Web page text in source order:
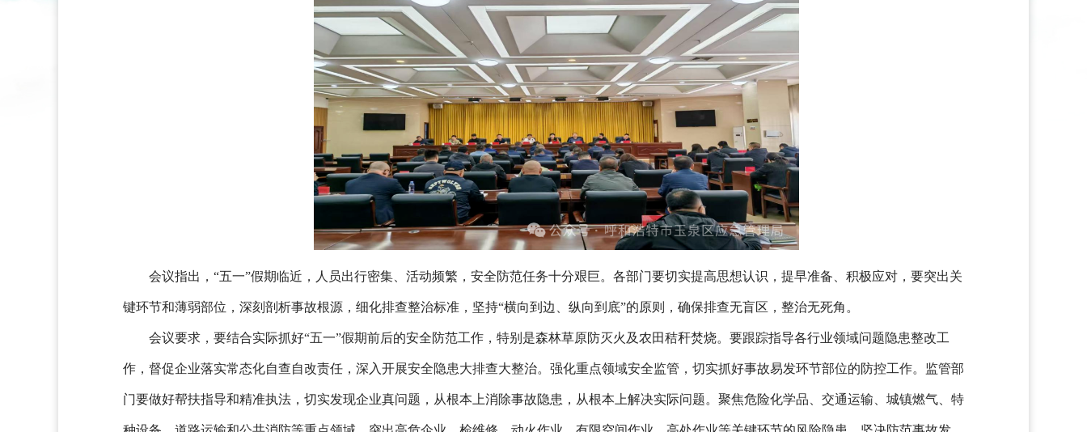
会议指出，“五一”假期临近，人员出行密集、活动频繁，安全防范任务十分艰巨。各部门要切实提高思想认识，提早准备、积极应对，要突出关
键环节和薄弱部位，深刻剖析事故根源，细化排查整治标准，坚持“横向到边、纵向到底”的原则，确保排查无盲区，整治无死角。
会议要求，要结合实际抓好“五一”假期前后的安全防范工作，特别是森林草原防灭火及农田秸秆焚烧。要跟踪指导各行业领域问题隐患整改工
作，督促企业落实常态化自查自改责任，深入开展安全隐患大排查大整治。强化重点领域安全监管，切实抓好事故易发环节部位的防控工作。监管部
门要做好帮扶指导和精准执法，切实发现企业真问题，从根本上消除事故隐患，从根本上解决实际问题。聚焦危险化学品、交通运输、城镇燃气、特